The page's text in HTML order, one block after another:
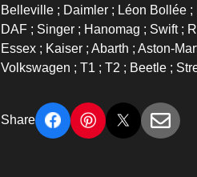
Belleville ; Daimler ; Léon Bollée
DAF ; Singer ; Hanomag ; Swift ;
Essex ; Kaiser ; Abarth ; Aston-
Volkswagen ; T1 ; T2 ; Beetle ;
Share